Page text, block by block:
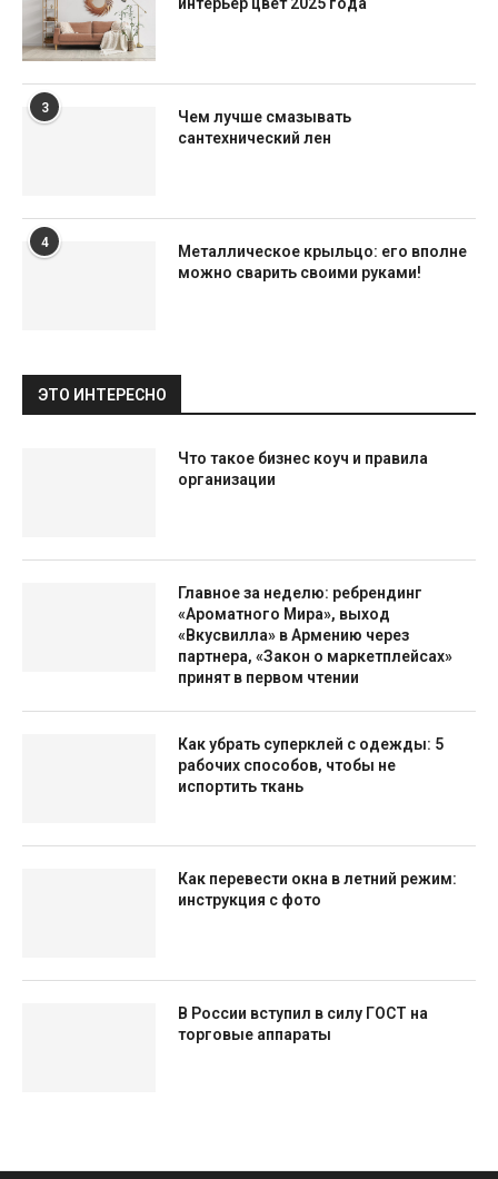
3
Чем лучше смазывать
сантехнический лен
4
Металлическое крыльцо: его вполне
можно сварить своими руками!
ЭТО ИНТЕРЕСНО
Что такое бизнес коуч и правила
организации
Главное за неделю: ребрендинг
«Ароматного Мира», выход
«Вкусвилла» в Армению через
партнера, «Закон о маркетплейсах»
принят в первом чтении
Как убрать суперклей с одежды: 5
рабочих способов, чтобы не
испортить ткань
Как перевести окна в летний режим:
инструкция с фото
В России вступил в силу ГОСТ на
торговые аппараты